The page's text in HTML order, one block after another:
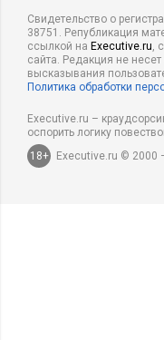
Свидетельство о
38751. Републикация
ссылкой на Executive.ru,
сайта. Редакция не несет
высказывания
Политика обработки
Executive.ru –
оспорить логику
18+
Executive.ru © 2000